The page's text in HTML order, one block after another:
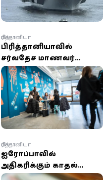
பிரித்தானியாவில்
சர்வதேச மாணவர்
சேர்க்கை சரிவு – புதிய
குடியேற்ற
கொள்கையால்
ஏற்பட்டுள்ள தாக்கம்
பிரித்தானியா
ஐரோப்பாவில்
அதிகரிக்கும் காதல்
மோசடி – பெண்கள்
பிரித்தானியா